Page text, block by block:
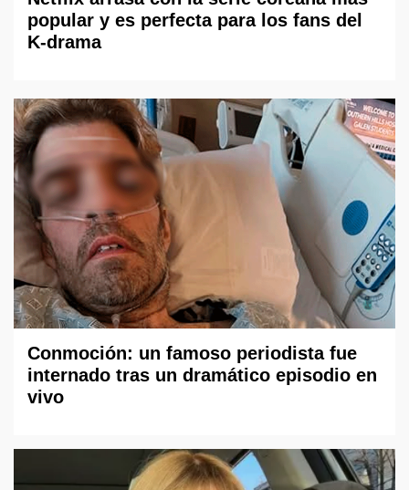
popular y es perfecta para los fans del
K-drama
Conmoción: un famoso periodista fue
internado tras un dramático episodio en
vivo